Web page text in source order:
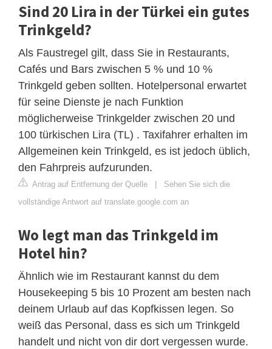
Sind 20 Lira in der Türkei ein gutes
Trinkgeld?
Als Faustregel gilt, dass Sie in Restaurants,
Cafés und Bars zwischen 5 % und 10 %
Trinkgeld geben sollten. Hotelpersonal erwartet
für seine Dienste je nach Funktion
möglicherweise Trinkgelder zwischen 20 und
100 türkischen Lira (TL) . Taxifahrer erhalten im
Allgemeinen kein Trinkgeld, es ist jedoch üblich,
den Fahrpreis aufzurunden.
Antrag auf Entfernung der Quelle | Sehen Sie sich die
vollständige Antwort auf translate.google.com an
Wo legt man das Trinkgeld im
Hotel hin?
Ähnlich wie im Restaurant kannst du dem
Housekeeping 5 bis 10 Prozent am besten nach
deinem Urlaub auf das Kopfkissen legen. So
weiß das Personal, dass es sich um Trinkgeld
handelt und nicht von dir dort vergessen wurde.